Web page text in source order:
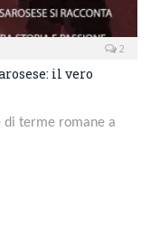
2
il vero
terme romane a